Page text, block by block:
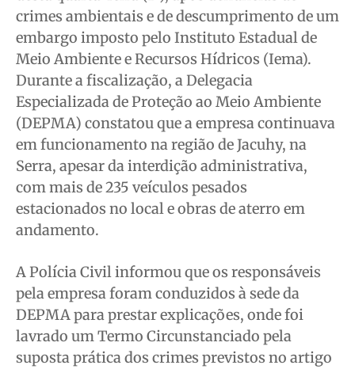
Anuncie
Quem Somos
Expediente
Contato
Anuncie
Termos de Uso
Privacidade
Anuncie
Quem Somos
Expediente
Contato
Anuncie
Termos de Uso
Privacidade
Anuncie
Quem Somos
Expediente
Contato
Anuncie
Termos de Uso
Privacidade
Anuncie
Quem Somos
Expediente
Contato
Anuncie
Termos de Uso
Privacidade
crimes ambientais e de descumprimento de um
embargo imposto pelo Instituto Estadual de
Meio Ambiente e Recursos Hídricos (Iema).
Durante a fiscalização, a Delegacia
Especializada de Proteção ao Meio Ambiente
(DEPMA) constatou que a empresa continuava
em funcionamento na região de Jacuhy, na
Serra, apesar da interdição administrativa,
com mais de 235 veículos pesados
estacionados no local e obras de aterro em
andamento.
A Polícia Civil informou que os responsáveis
pela empresa foram conduzidos à sede da
DEPMA para prestar explicações, onde foi
lavrado um Termo Circunstanciado pela
suposta prática dos crimes previstos no artigo